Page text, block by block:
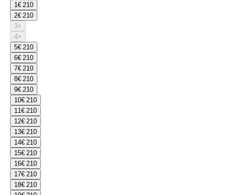
1€ 210
2€ 210
3×
4×
5€ 210
6€ 210
7€ 210
8€ 210
9€ 210
10€ 210
11€ 210
12€ 210
13€ 210
14€ 210
15€ 210
16€ 210
17€ 210
18€ 210